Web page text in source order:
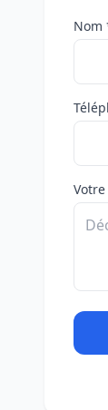
Nom